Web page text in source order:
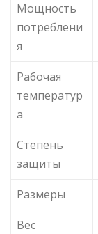
Мощность
потреблени
я
Рабочая
температур
а
Степень
защиты
Размеры
Вес